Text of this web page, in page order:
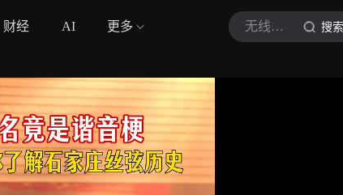
财经 AI 更多 无线石家庄 搜索